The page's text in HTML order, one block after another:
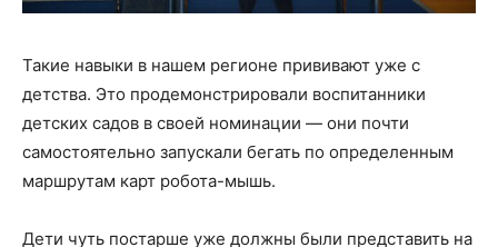
Такие навыки в нашем регионе прививают уже с
детства. Это продемонстрировали воспитанники
детских садов в своей номинации — они почти
самостоятельно запускали бегать по определенным
маршрутам карт робота-мышь.
Дети чуть постарше уже должны были представить на